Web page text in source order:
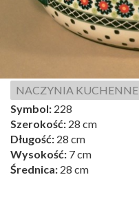
NACZYNIA KUCHENNE
Symbol: 228
Szerokość: 28 cm
Długość: 28 cm
Wysokość: 7 cm
Średnica: 28 cm